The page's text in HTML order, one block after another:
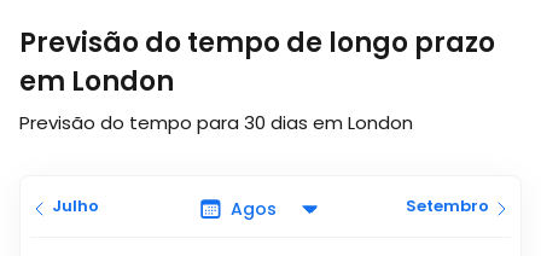
Previsão do tempo de longo prazo
em London
Previsão do tempo para 30 dias em London
Julho Setembro